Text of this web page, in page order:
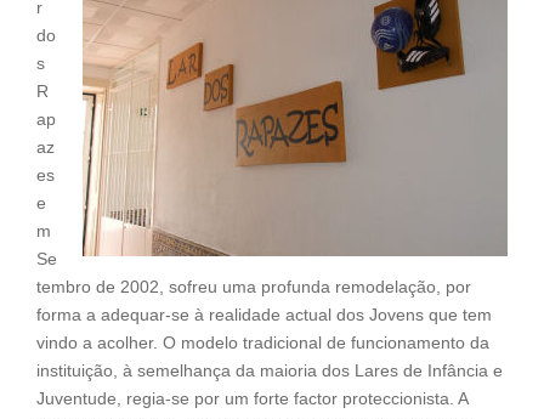
o
n
k
r
do
s
R
ap
az
es
e
m
Se
tembro de 2002, sofreu uma profunda remodelação, por
forma a adequar-se à realidade actual dos Jovens que tem
vindo a acolher. O modelo tradicional de funcionamento da
instituição, à semelhança da maioria dos Lares de Infância e
Juventude, regia-se por um forte factor proteccionista. A